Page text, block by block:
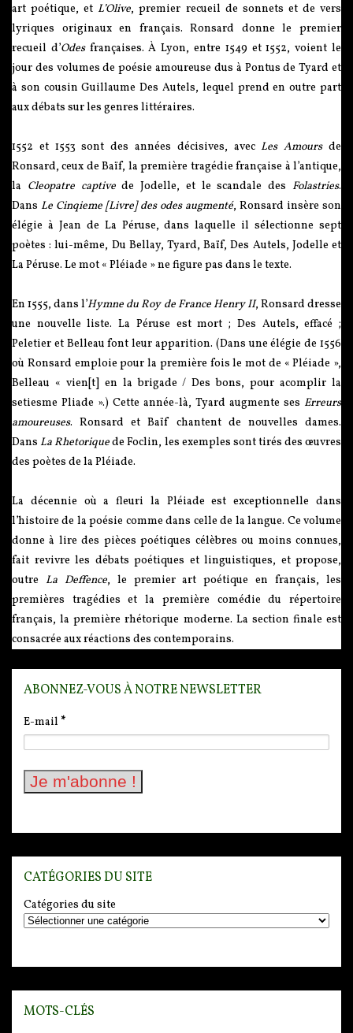
art poétique, et L’Olive, premier recueil de sonnets et de vers
lyriques originaux en français. Ronsard donne le premier
recueil d’Odesfrançaises. À Lyon, entre 1549 et 1552, voient le
jour des volumes de poésie amoureuse dus à Pontus de Tyard et
à son cousin Guillaume Des Autels, lequel prend en outre part
aux débats sur les genres littéraires.
1552 et 1553 sont des années décisives, avec Les Amoursde
Ronsard, ceux de Baïf, la première tragédie française à l’antique,
la Cleopatre captivede Jodelle, et le scandale des Folastries.
Dans Le Cinqieme [Livre] des odes augmenté, Ronsard insère son
élégie à Jean de La Péruse, dans laquelle il sélectionne sept
poètes : lui-même, Du Bellay, Tyard, Baïf, Des Autels, Jodelle et
La Péruse. Le mot « Pléiade » ne figure pas dans le texte.
En 1555, dans l’Hymne du Roy de France Henry II, Ronsard dresse
une nouvelle liste. La Péruse est mort ; Des Autels, effacé ;
Peletier et Belleau font leur apparition. (Dans une élégie de 1556
où Ronsard emploie pour la première fois le mot de « Pléiade »,
Belleau « vien[t] en la brigade / Des bons, pour acomplir la
setiesme Pliade ».) Cette année-là, Tyard augmente ses Erreurs
amoureuses. Ronsard et Baïf chantent de nouvelles dames.
Dans La Rhetoriquede Foclin, les exemples sont tirés des œuvres
des poètes de la Pléiade.
La décennie où a fleuri la Pléiade est exceptionnelle dans
l’histoire de la poésie comme dans celle de la langue. Ce volume
donne à lire des pièces poétiques célèbres ou moins connues,
fait revivre les débats poétiques et linguistiques, et propose,
outre La Deffence, le premier art poétique en français, les
premières tragédies et la première comédie du répertoire
français, la première rhétorique moderne. La section finale est
consacrée aux réactions des contemporains.
ABONNEZ-VOUS À NOTRE NEWSLETTER
E-mail *
CATÉGORIES DU SITE
Catégories du site
MOTS-CLÉS